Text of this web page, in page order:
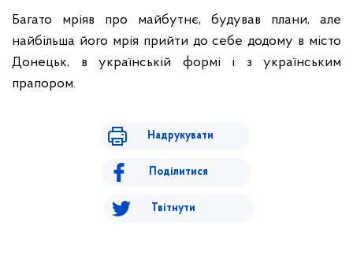
Багато мріяв про майбутнє, будував плани, але
найбільша його мрія прийти до себе додому в місто
Донецьк, в українській формі і з українським
прапором.
Надрукувати
Поділитися
Твітнути